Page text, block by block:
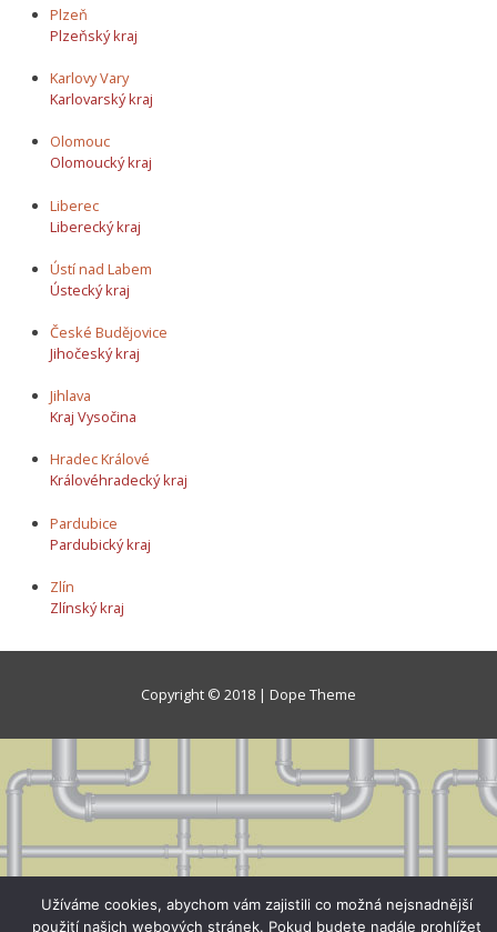
Plzeň
Plzeňský kraj
Karlovy Vary
Karlovarský kraj
Olomouc
Olomoucký kraj
Liberec
Liberecký kraj
Ústí nad Labem
Ústecký kraj
České Budějovice
Jihočeský kraj
Jihlava
Kraj Vysočina
Hradec Králové
Královéhradecký kraj
Pardubice
Pardubický kraj
Zlín
Zlínský kraj
Copyright © 2018 | Dope Theme
Užíváme cookies, abychom vám zajistili co možná nejsnadnější
použití našich webových stránek. Pokud budete nadále prohlížet